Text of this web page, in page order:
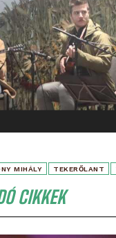
MIHÁLY TEKERŐLANT
CIKKEK